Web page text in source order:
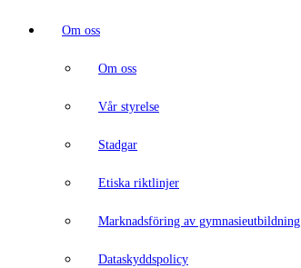
Om oss
Om oss
Vår styrelse
Stadgar
Etiska riktlinjer
Marknadsföring av gymnasieutbildning
Dataskyddspolicy